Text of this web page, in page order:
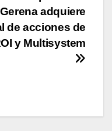
Gerena adquiere
de acciones de
y Multisystem